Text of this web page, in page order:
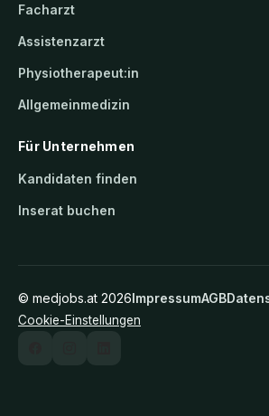
Facharzt
Assistenzarzt
Physiotherapeut:in
Allgemeinmedizin
Für Unternehmen
Kandidaten finden
Inserat buchen
© medjobs.at 2026ImpressumAGB
Cookie-Einstellungen